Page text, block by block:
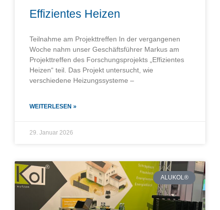
Effizientes Heizen
Teilnahme am Projekttreffen In der vergangenen
Woche nahm unser Geschäftsführer Markus am
Projekttreffen des Forschungsprojekts „Effizientes
Heizen“ teil. Das Projekt untersucht, wie
verschiedene Heizungssysteme –
WEITERLESEN »
29. Januar 2026
ALUKOL®